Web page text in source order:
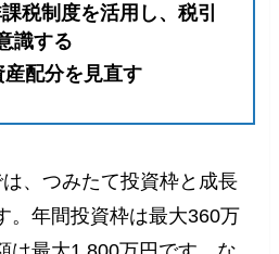
税制度を活用し、税引
識する
配分を見直す
は、つみたて投資枠と成長
。年間投資枠は最大360万